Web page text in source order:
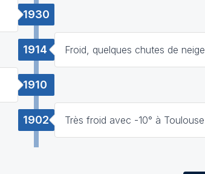
1930
1914 Froid, quelques chutes de neige
1910
1902 Très froid avec -10° à Toulouse